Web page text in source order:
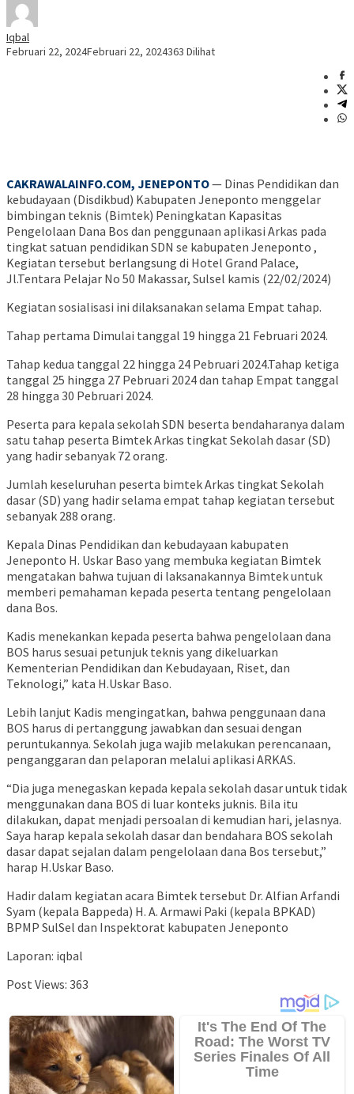
Iqbal
Februari 22, 2024Februari 22, 2024363 Dilihat
CAKRAWALAINFO.COM, JENEPONTO— Dinas Pendidikan dan
kebudayaan (Disdikbud) Kabupaten Jeneponto menggelar
bimbingan teknis (Bimtek) Peningkatan Kapasitas
Pengelolaan Dana Bos dan penggunaan aplikasi Arkas pada
tingkat satuan pendidikan SDN se kabupaten Jeneponto ,
Kegiatan tersebut berlangsung di Hotel Grand Palace,
Jl.Tentara Pelajar No 50 Makassar, Sulsel kamis (22/02/2024)
Kegiatan sosialisasi ini dilaksanakan selama Empat tahap.
Tahap pertama Dimulai tanggal 19 hingga 21 Februari 2024.
Tahap kedua tanggal 22 hingga 24 Pebruari 2024.Tahap ketiga
tanggal 25 hingga 27 Pebruari 2024 dan tahap Empat tanggal
28 hingga 30 Pebruari 2024.
Peserta para kepala sekolah SDN beserta bendaharanya dalam
satu tahap peserta Bimtek Arkas tingkat Sekolah dasar (SD)
yang hadir sebanyak 72 orang.
Jumlah keseluruhan peserta bimtek Arkas tingkat Sekolah
dasar (SD) yang hadir selama empat tahap kegiatan tersebut
sebanyak 288 orang.
Kepala Dinas Pendidikan dan kebudayaan kabupaten
Jeneponto H. Uskar Baso yang membuka kegiatan Bimtek
mengatakan bahwa tujuan di laksanakannya Bimtek untuk
memberi pemahaman kepada peserta tentang pengelolaan
dana Bos.
Kadis menekankan kepada peserta bahwa pengelolaan dana
BOS harus sesuai petunjuk teknis yang dikeluarkan
Kementerian Pendidikan dan Kebudayaan, Riset, dan
Teknologi,” kata H.Uskar Baso.
Lebih lanjut Kadis mengingatkan, bahwa penggunaan dana
BOS harus di pertanggung jawabkan dan sesuai dengan
peruntukannya. Sekolah juga wajib melakukan perencanaan,
penganggaran dan pelaporan melalui aplikasi ARKAS.
“Dia juga menegaskan kepada kepala sekolah dasar untuk tidak
menggunakan dana BOS di luar konteks juknis. Bila itu
dilakukan, dapat menjadi persoalan di kemudian hari, jelasnya.
Saya harap kepala sekolah dasar dan bendahara BOS sekolah
dasar dapat sejalan dalam pengelolaan dana Bos tersebut,”
harap H.Uskar Baso.
Hadir dalam kegiatan acara Bimtek tersebut Dr. Alfian Arfandi
Syam (kepala Bappeda) H. A. Armawi Paki (kepala BPKAD)
BPMP SulSel dan Inspektorat kabupaten Jeneponto
Laporan: iqbal
Post Views: 363